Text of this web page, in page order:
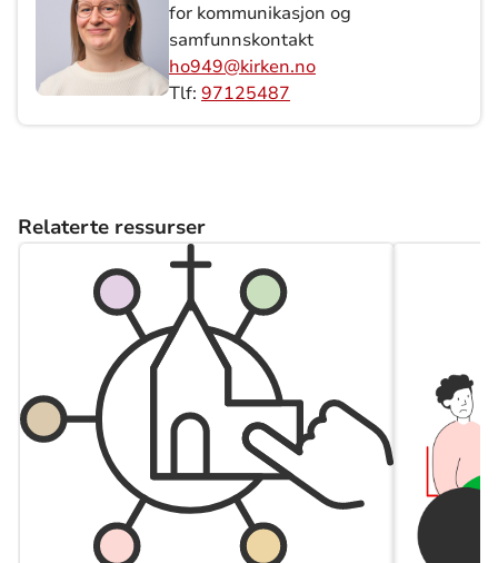
for kommunikasjon og
samfunnskontakt
ho949@kirken.no
Tlf: 97125487
Relaterte ressurser